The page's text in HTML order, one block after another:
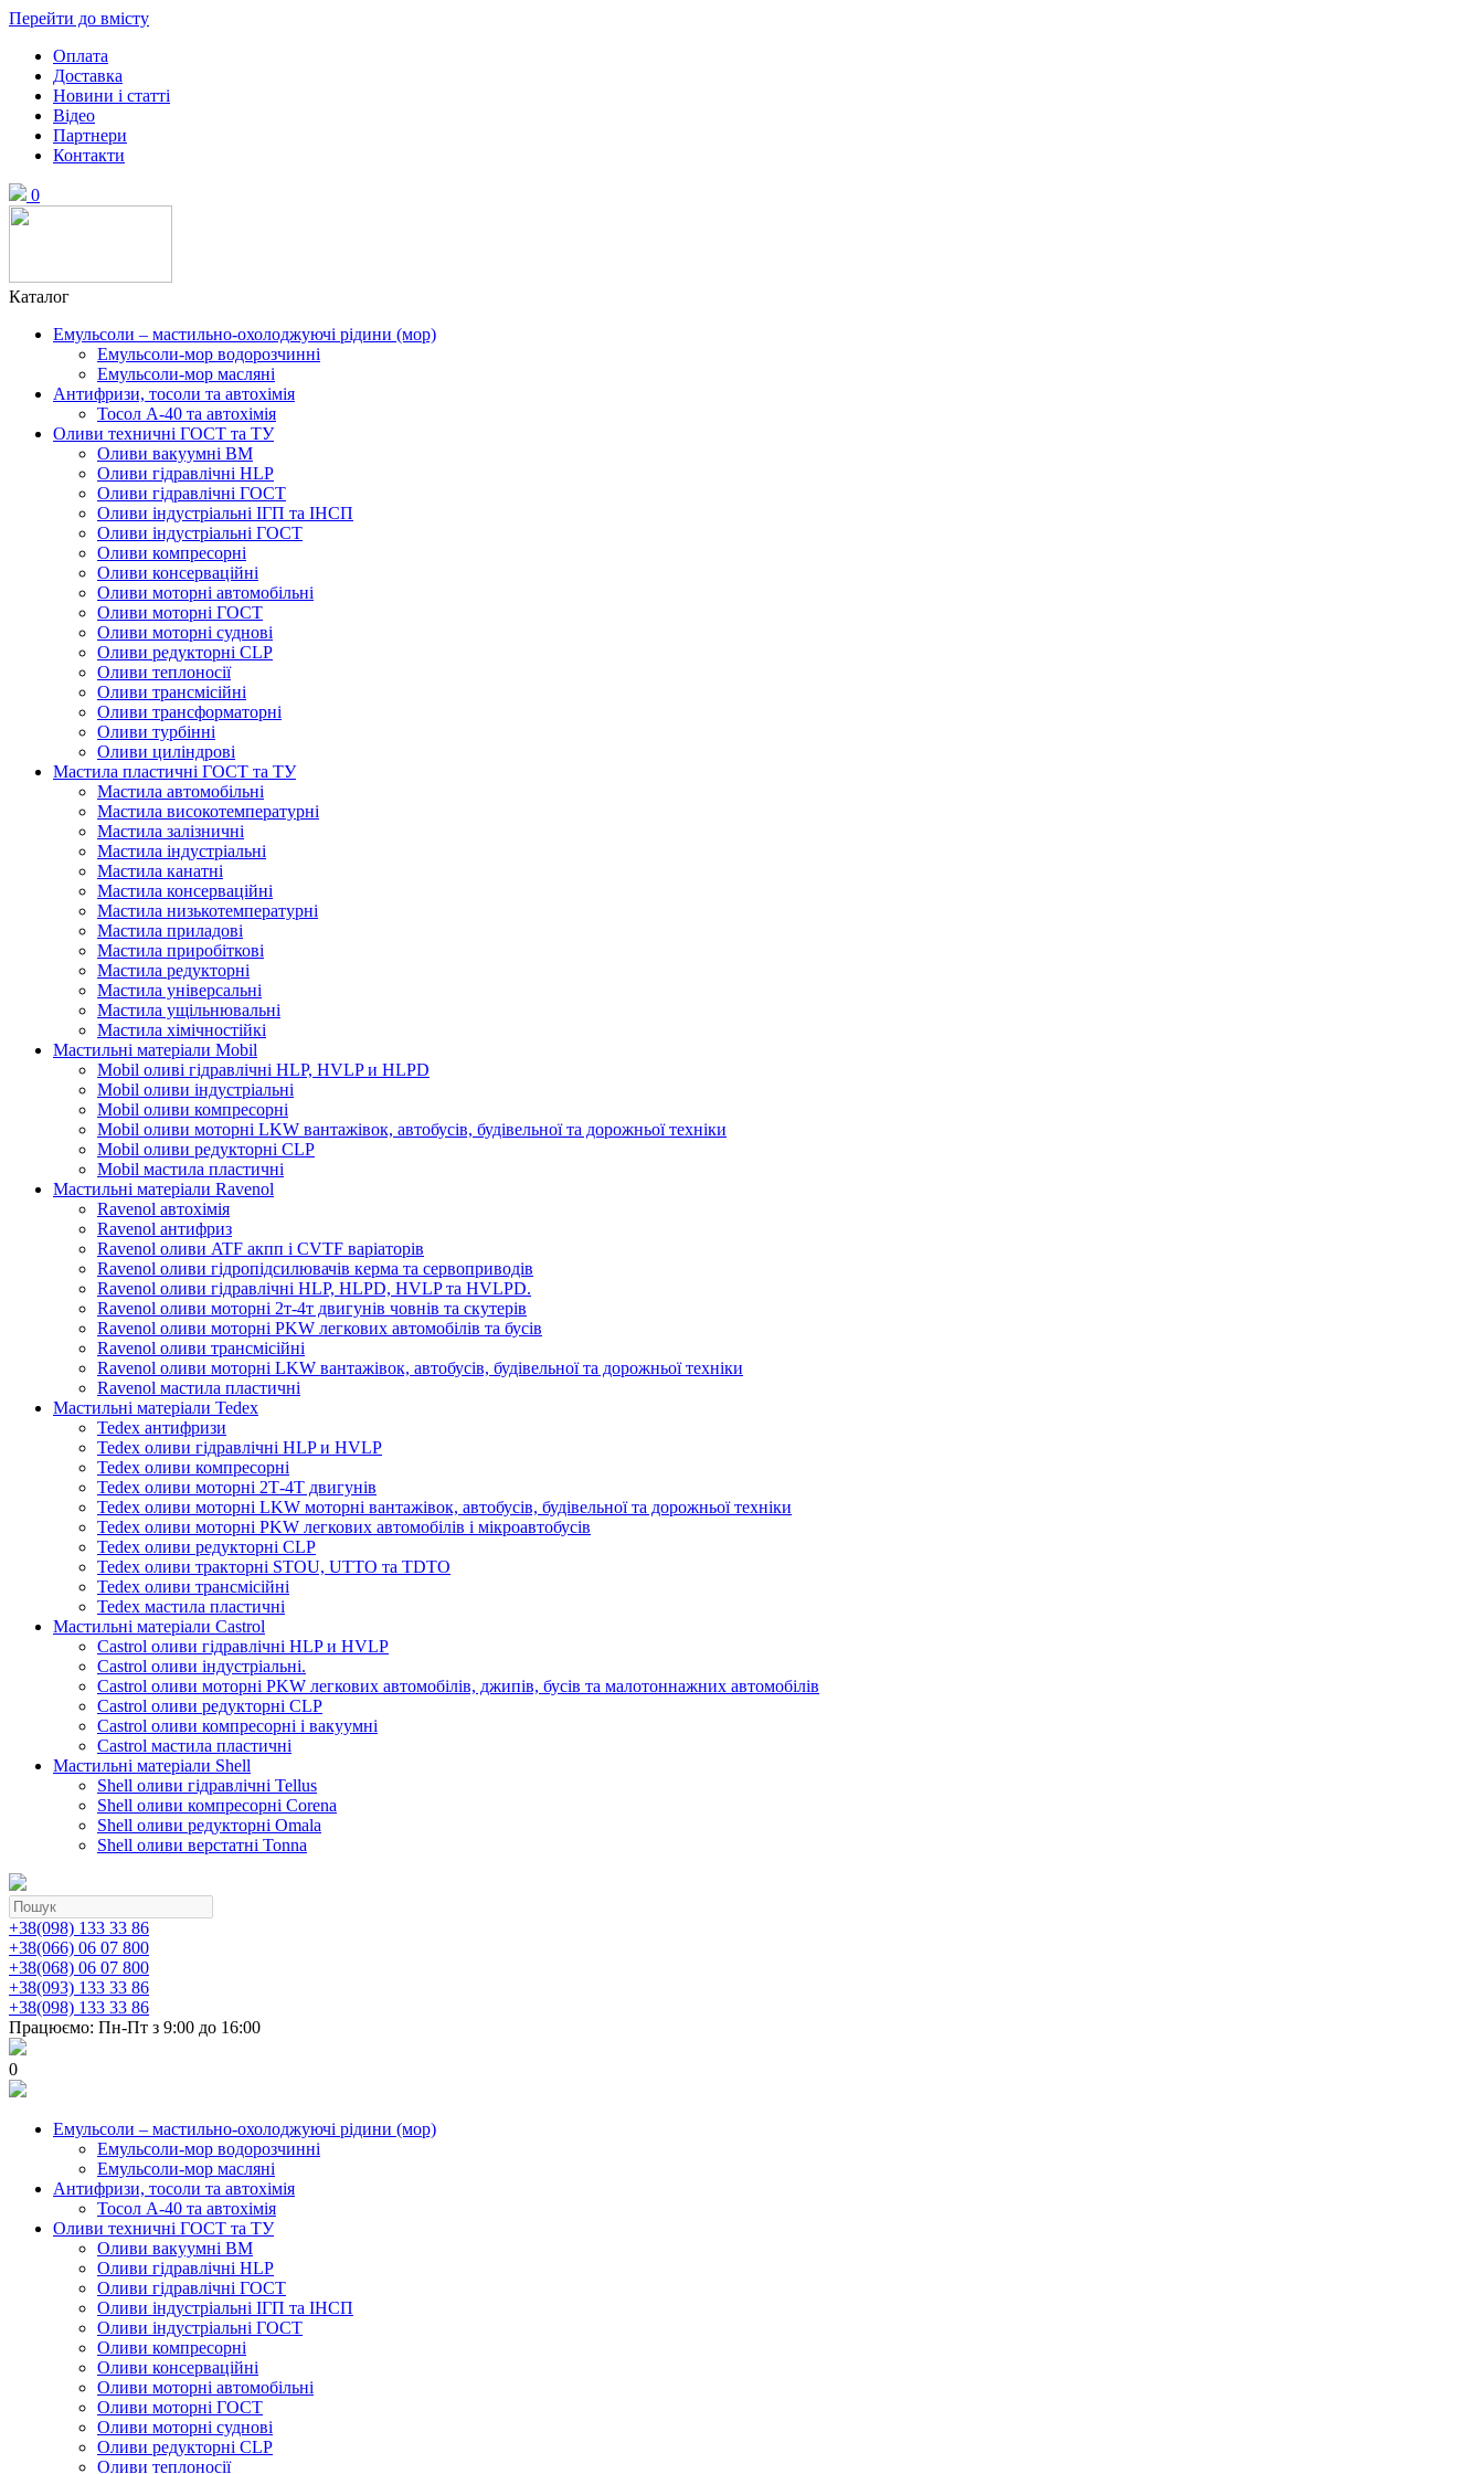
Перейти до вмісту
Оплата
Доставка
Новини і статті
Відео
Партнери
Контакти
0
Каталог
Емульсоли – мастильно-охолоджуючі рідини (мор)
Емульсоли-мор водорозчинні
Емульсоли-мор масляні
Антифризи, тосоли та автохімія
Тосол А-40 та автохімія
Оливи техничні ГОСТ та ТУ
Оливи вакуумні ВМ
Оливи гідравлічні HLP
Оливи гідравлічні ГОСТ
Оливи індустріальні ІГП та ІНСП
Оливи індустріальні ГОСТ
Оливи компресорні
Оливи консерваційні
Оливи моторні автомобільні
Оливи моторні ГОСТ
Оливи моторні суднові
Оливи редукторні CLP
Оливи теплоносії
Оливи трансмісійні
Оливи трансформаторні
Оливи турбінні
Оливи циліндрові
Мастила пластичні ГОСТ та ТУ
Мастила автомобільні
Мастила високотемпературні
Мастила залізничні
Мастила індустріальні
Мастила канатні
Мастила консерваційні
Мастила низькотемпературні
Мастила приладові
Мастила приробіткові
Мастила редукторні
Мастила універсальні
Мастила ущільнювальні
Мастила хімічностійкі
Мастильні матеріали Mobil
Mobil оливі гідравлічні HLP, HVLP и HLPD
Mobil оливи індустріальні
Mobil оливи компресорні
Mobil оливи моторні LKW вантажівок, автобусів, будівельної та дорожньої техніки
Mobil оливи редукторні CLP
Mobil мастила пластичні
Мастильні матеріали Ravenol
Ravenol автохімія
Ravenol антифриз
Ravenol оливи ATF акпп і CVTF варіаторів
Ravenol оливи гідропідсилювачів керма та сервоприводів
Ravenol оливи гідравлічні HLP, HLPD, HVLP та HVLPD.
Ravenol оливи моторні 2т-4т двигунів човнів та скутерів
Ravenol оливи моторні PKW легкових автомобілів та бусів
Ravenol оливи трансмісійні
Ravenol оливи моторні LKW вантажівок, автобусів, будівельної та дорожньої техніки
Ravenol мастила пластичні
Мастильні матеріали Tedex
Tedex антифризи
Tedex оливи гідравлічні HLP и HVLP
Tedex оливи компресорні
Tedex оливи моторні 2Т-4Т двигунів
Tedex оливи моторні LKW моторні вантажівок, автобусів, будівельної та дорожньої техніки
Tedex оливи моторні PKW легкових автомобілів і мікроавтобусів
Tedex оливи редукторні CLP
Tedex оливи тракторні STOU, UTTO та TDTO
Tedex оливи трансмісійні
Tedex мастила пластичні
Мастильні матеріали Castrol
Castrol оливи гідравлічні HLP и HVLP
Castrol оливи індустріальні.
Castrol оливи моторні PKW легкових автомобілів, джипів, бусів та малотоннажних автомобілів
Castrol оливи редукторні CLP
Castrol оливи компресорні і вакуумні
Castrol мастила пластичні
Мастильні матеріали Shell
Shell оливи гідравлічні Tellus
Shell оливи компресорні Corena
Shell оливи редукторні Omala
Shell оливи верстатні Tonna
+38(098) 133 33 86
+38(066) 06 07 800
+38(068) 06 07 800
+38(093) 133 33 86
+38(098) 133 33 86
Працюємо: Пн-Пт з 9:00 до 16:00
0
Емульсоли – мастильно-охолоджуючі рідини (мор)
Емульсоли-мор водорозчинні
Емульсоли-мор масляні
Антифризи, тосоли та автохімія
Тосол А-40 та автохімія
Оливи техничні ГОСТ та ТУ
Оливи вакуумні ВМ
Оливи гідравлічні HLP
Оливи гідравлічні ГОСТ
Оливи індустріальні ІГП та ІНСП
Оливи індустріальні ГОСТ
Оливи компресорні
Оливи консерваційні
Оливи моторні автомобільні
Оливи моторні ГОСТ
Оливи моторні суднові
Оливи редукторні CLP
Оливи теплоносії